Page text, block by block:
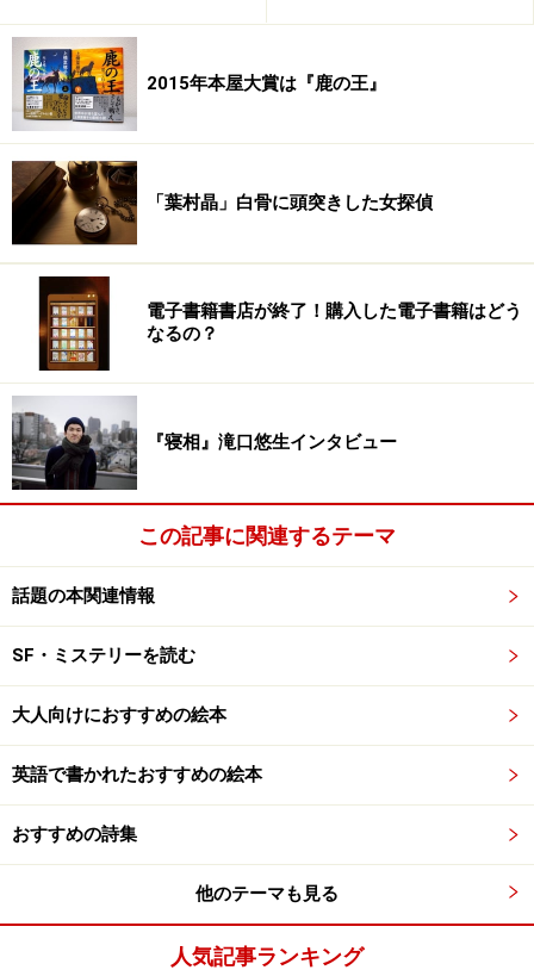
2015年本屋大賞は『鹿の王』
「葉村晶」白骨に頭突きした女探偵
電子書籍書店が終了！購入した電子書籍はどう
なるの？
『寝相』滝口悠生インタビュー
この記事に関連するテーマ
話題の本関連情報
SF・ミステリーを読む
大人向けにおすすめの絵本
英語で書かれたおすすめの絵本
おすすめの詩集
他のテーマも見る
人気記事ランキング